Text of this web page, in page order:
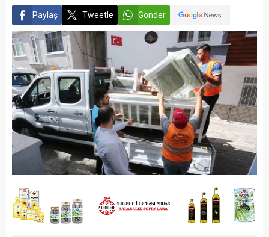
Paylaş Tweetle Gönder